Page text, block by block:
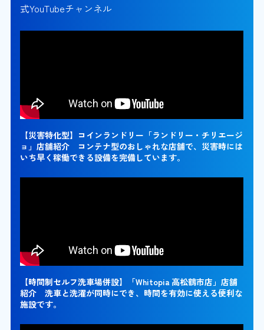
式YouTubeチャンネル
【災害特化型】コインランドリー「ランドリー・チリエージ
ョ」店舗紹介 コンテナ型のおしゃれな店舗で、災害時には
いち早く稼働できる設備を完備しています。
【時間制セルフ洗車場併設】「Whitopia 高松鶴市店」店舗
紹介 洗車と洗濯が同時にでき、時間を有効に使える便利な
施設です。